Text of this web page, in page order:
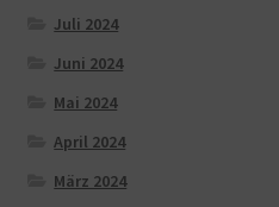
Juli 2024
Juni 2024
Mai 2024
April 2024
März 2024